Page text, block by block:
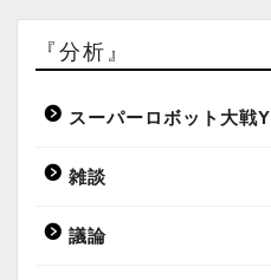
『分析』
スーパーロボット大戦Y
雑談
議論